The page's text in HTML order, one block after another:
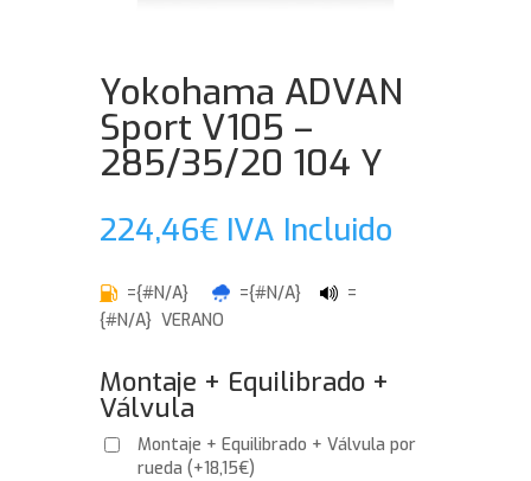
Yokohama ADVAN
Sport V105 –
285/35/20 104 Y
224,46€ IVA Incluido
={#N/A} ={#N/A}
=
{#N/A} VERANO
Montaje + Equilibrado +
Válvula
Montaje + Equilibrado + Válvula por
rueda(+18,15€)